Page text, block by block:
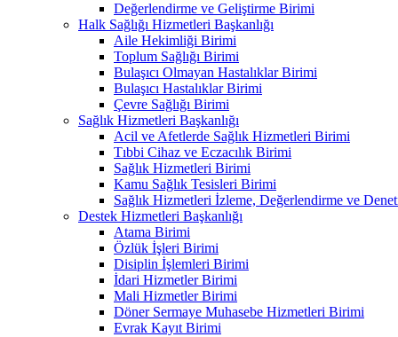
Değerlendirme ve Geliştirme Birimi
Halk Sağlığı Hizmetleri Başkanlığı
Aile Hekimliği Birimi
Toplum Sağlığı Birimi
Bulaşıcı Olmayan Hastalıklar Birimi
Bulaşıcı Hastalıklar Birimi
Çevre Sağlığı Birimi
Sağlık Hizmetleri Başkanlığı
Acil ve Afetlerde Sağlık Hizmetleri Birimi
Tıbbi Cihaz ve Eczacılık Birimi
Sağlık Hizmetleri Birimi
Kamu Sağlık Tesisleri Birimi
Sağlık Hizmetleri İzleme, Değerlendirme ve
Destek Hizmetleri Başkanlığı
Atama Birimi
Özlük İşleri Birimi
Disiplin İşlemleri Birimi
İdari Hizmetler Birimi
Mali Hizmetler Birimi
Döner Sermaye Muhasebe Hizmetleri Birimi
Evrak Kayıt Birimi